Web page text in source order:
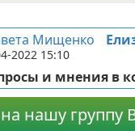
2022 15:10
и мнения в
нашу группу